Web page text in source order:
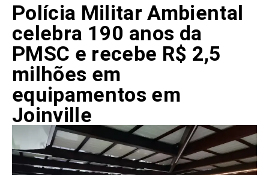
Polícia Militar Ambiental
celebra 190 anos da
PMSC e recebe R$ 2,5
milhões em
equipamentos em
Joinville